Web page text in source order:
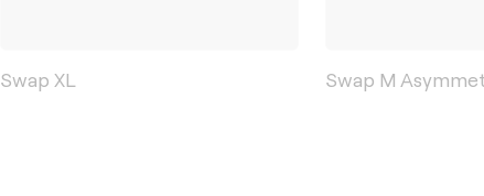
Swap XL Swap M